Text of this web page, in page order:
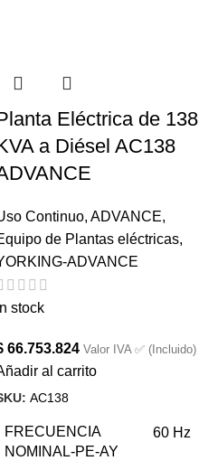
Eléctrica de 138
a Diésel AC138
Continuo, ADVANCE,
de Plantas eléctricas,
ADVANCE
stock
66.753.824 Valor IVA ✅ (Incluido)
al carrito
AC138
FRECUENCIA
NOMINAL-PE-AY
60 Hz